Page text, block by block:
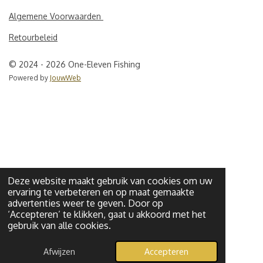
Deze website maakt gebruik van cookies om uw
ervaring te verbeteren en op maat gemaakte
advertenties weer te geven. Door op
‘Accepteren’ te klikken, gaat u akkoord met het
gebruik van alle cookies.
Afwijzen Accepteren
Algemene Voorwaarden
Retourbeleid
© 2024 - 2026 One-Eleven Fishing
Powered by JouwWeb